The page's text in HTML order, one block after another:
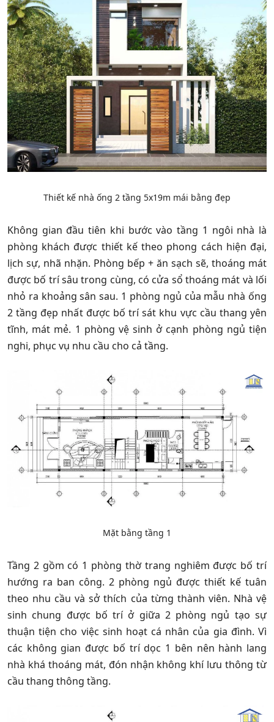
Thiết kế nhà ống 2 tầng 5x19m mái bằng đẹp
Không gian đầu tiên khi bước vào tầng 1 ngôi nhà là
phòng khách được thiết kế theo phong cách hiện đại,
lịch sự, nhã nhặn. Phòng bếp + ăn sạch sẽ, thoáng mát
được bố trí sâu trong cùng, có cửa sổ thoáng mát và lối
nhỏ ra khoảng sân sau. 1 phòng ngủ của mẫu nhà ống
2 tầng đẹp nhất được bố trí sát khu vực cầu thang yên
tĩnh, mát mẻ. 1 phòng vệ sinh ở cạnh phòng ngủ tiện
nghi, phục vụ nhu cầu cho cả tầng.
Mặt bằng tầng 1
Tầng 2 gồm có 1 phòng thờ trang nghiêm được bố trí
hướng ra ban công. 2 phòng ngủ được thiết kế tuân
theo nhu cầu và sở thích của từng thành viên. Nhà vệ
sinh chung được bố trí ở giữa 2 phòng ngủ tạo sự
thuận tiện cho việc sinh hoạt cá nhân của gia đình. Vì
các không gian được bố trí dọc 1 bên nên hành lang
nhà khá thoáng mát, đón nhận không khí lưu thông từ
cầu thang thông tầng.